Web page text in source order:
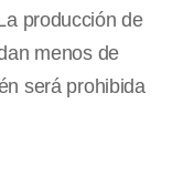
producción de
menos de
será prohibida